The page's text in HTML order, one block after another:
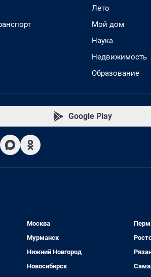
Лето
Мой дом
Наука
Недвижимость
Образование
Google Play
Москва
Мурманск
Нижний Новгород
Новосибирск